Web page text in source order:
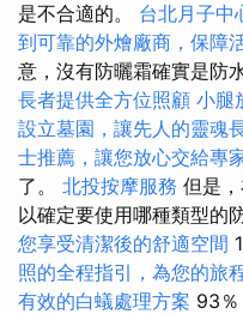
是不合適的。 台北月子中
到可靠的外燴廠商，保障
意，沒有防曬霜確實是防
長者提供全方位照顧 小腿
設立墓園，讓先人的靈魂
士推薦，讓您放心交給專
了。 北投按摩服務 但是
以確定要使用哪種類型的
您享受清潔後的舒適空間
照的全程指引，為您的旅
有效的白蟻處理方案 93％